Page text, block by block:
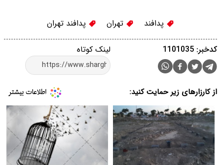
پدافند تهران پدافند تهران
لینک کوتاه کدخبر: 1101035
از کارزارهای زیر حمایت کنید: